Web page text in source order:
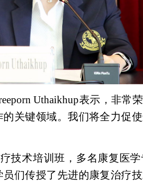
Uthaikhup表示，非常
关键领域。我们将全力促
技术培训班，多名康复医
们传授了先进的康复治疗